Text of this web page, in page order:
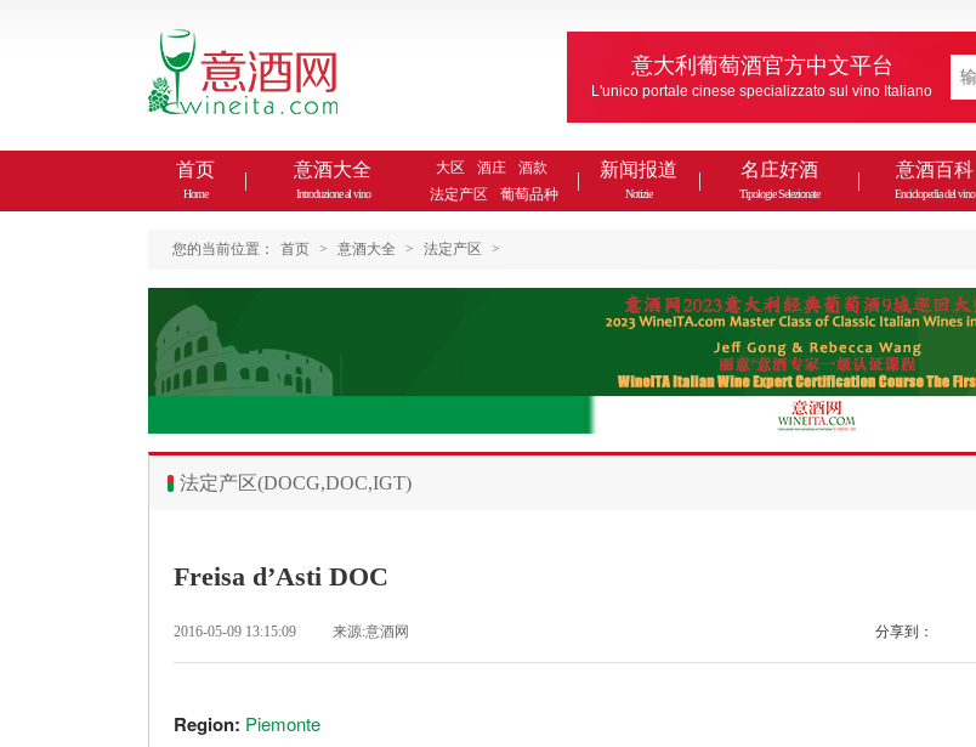
意大利葡萄酒官方中文平台
L'unico portale cinese specializzato sul vino Italiano
首页
Home
意酒大全
Introduzione al vino
大区 酒庄
酒款
法定产区
葡萄品种
新闻报道
Notizie
名庄好酒
Tipologie Selezionate
意酒百科
Enciclopedia del vino
您的当前位置： 首页 > 意酒大全 > 法定产区 >
法定产区(DOCG,DOC,IGT)
Freisa d’Asti DOC
2016-05-09 13:15:09 来源:意酒网 分享到：
Region: Piemonte